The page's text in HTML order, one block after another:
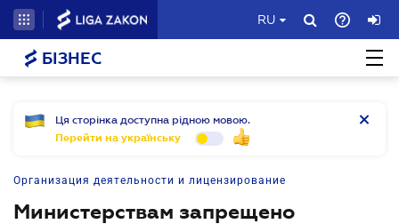
RU
БІЗНЕС
Ця сторінка доступна рідною мовою.
Перейти на українську
Организация деятельности и лицензирование
Министерствам запрещено